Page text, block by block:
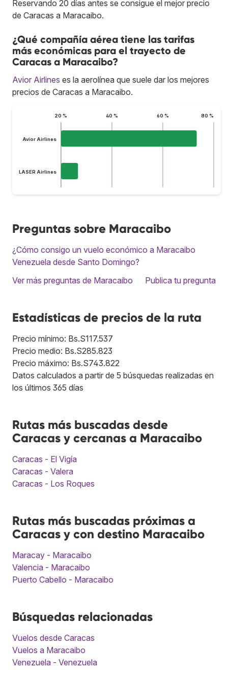
Reservando 20 días antes se consigue el mejor precio
de Caracas a Maracaibo.
¿Qué compañía aérea tiene las tarifas
más económicas para el trayecto de
Caracas a Maracaibo?
Avior Airlines es la aerolínea que suele dar los mejores
precios de Caracas a Maracaibo.
20 % 40 % 60 % 80 %
Avior Airlines
LASER Airlines
Preguntas sobre Maracaibo
¿Cómo consigo un vuelo económico a Maracaibo
Venezuela desde Santo Domingo?
Ver más preguntas de Maracaibo
Publica tu pregunta
Estadísticas de precios de la ruta
Precio mínimo: Bs.S117.537
Precio medio: Bs.S285.823
Precio máximo: Bs.S743.822
Datos calculados a partir de 5 búsquedas realizadas en
los últimos 365 días
Rutas más buscadas desde
Caracas y cercanas a Maracaibo
Caracas - El Vigía
Caracas - Valera
Caracas - Los Roques
Rutas más buscadas próximas a
Caracas y con destino Maracaibo
Maracay - Maracaibo
Valencia - Maracaibo
Puerto Cabello - Maracaibo
Búsquedas relacionadas
Vuelos desde Caracas
Vuelos a Maracaibo
Venezuela - Venezuela